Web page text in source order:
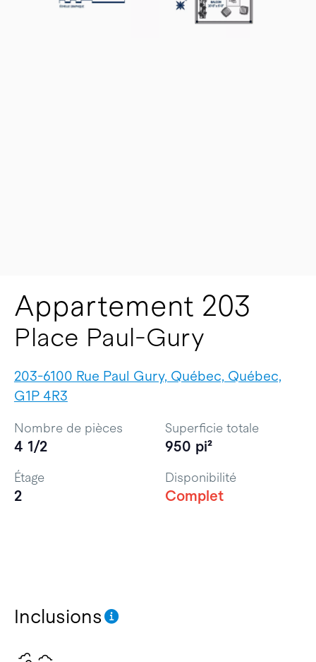
Appartement 203
Place Paul-Gury
203-6100 Rue Paul Gury, Québec, Québec,
G1P 4R3
Inclusions
Nombre de pièces
4 1/2
Superficie totale
950 pi²
Étage
2
Disponibilité
Complet